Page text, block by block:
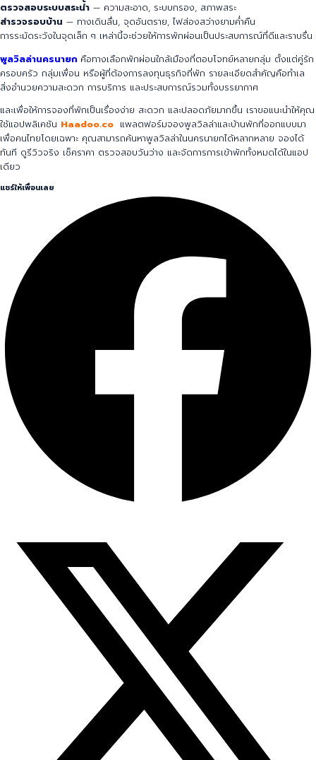
ตรวจสอบระบบสระน้ำ — ความสะอาด, ระบบกรอง, สภาพสระ
สำรวจรอบบ้าน — ทางเดินลื่น, จุดอันตราย, ไฟส่องสว่างยามค่ำคืน
การระมัดระวังในจุดเล็ก ๆ เหล่านี้จะช่วยให้การพักผ่อนเป็นประสบการณ์ที่ดีและราบรื่น
พูลวิลล่านครนายก คือทางเลือกพักผ่อนใกล้เมืองที่ตอบโจทย์หลายกลุ่ม ตั้งแต่คู่รัก
ครอบครัว กลุ่มเพื่อน หรือผู้ที่ต้องการลงทุนธุรกิจที่พัก รายละเอียดสำคัญคือทำเล
สิ่งอำนวยความสะดวก การบริการ และประสบการณ์รวมทั้งบรรยากาศ
และเพื่อให้การจองที่พักเป็นเรื่องง่าย สะดวก และปลอดภัยมากขึ้น เราขอแนะนำให้คุณ
ใช้แอปพลิเคชัน Haadoo.co แพลตฟอร์มจองพูลวิลล่าและบ้านพักที่ออกแบบมา
เพื่อคนไทยโดยเฉพาะ คุณสามารถค้นหาพูลวิลล่าในนครนายกได้หลากหลาย จองได้
ทันที ดูรีวิวจริง เช็คราคา ตรวจสอบวันว่าง และจัดการการเข้าพักทั้งหมดได้ในแอป
เดียว
แชร์ให้เพื่อนเลย